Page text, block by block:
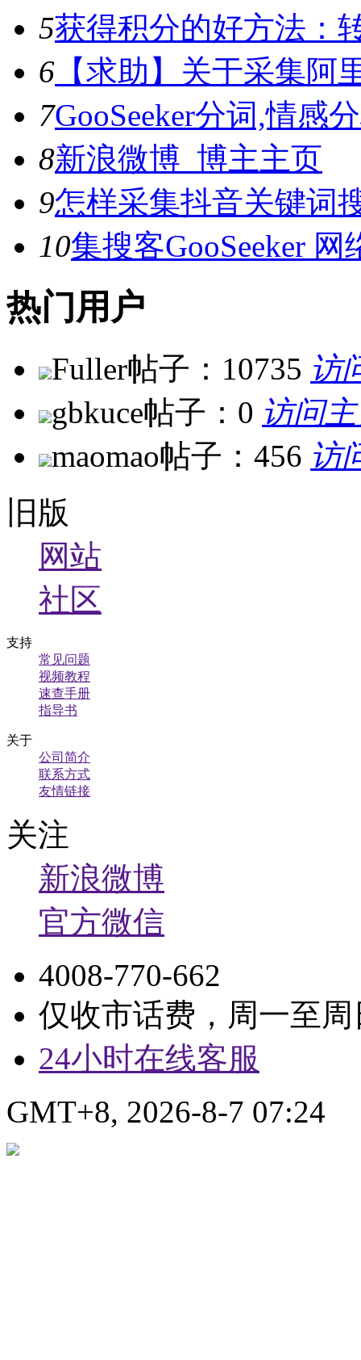
5获得积分的好方法：
6 【求助】关于采集阿
7GooSeeker分词,情感
8新浪微博_博主主页
9怎样采集抖音关键词
10集搜客GooSeeker
热门用户
Fuller帖子：10735 访
gbkuce帖子：0 访问
maomao帖子：456 访
旧版
网站
社区
支持
常见问题
视频教程
速查手册
指导书
关于
公司简介
联系方式
友情链接
关注
新浪微博
官方微信
4008-770-662
仅收市话费，周一至周
24小时在线客服
GMT+8, 2026-8-7 07:24